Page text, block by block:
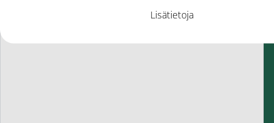
Lisätietoja